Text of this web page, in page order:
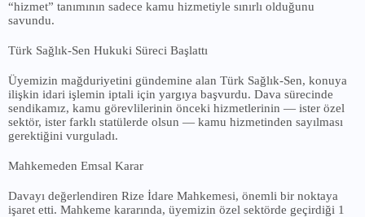
“hizmet” tanımının sadece kamu hizmetiyle sınırlı olduğunu
savundu.
Türk Sağlık-Sen Hukuki Süreci Başlattı
Üyemizin mağduriyetini gündemine alan Türk Sağlık-Sen, konuya
ilişkin idari işlemin iptali için yargıya başvurdu. Dava sürecinde
sendikamız, kamu görevlilerinin önceki hizmetlerinin — ister özel
sektör, ister farklı statülerde olsun — kamu hizmetinden sayılması
gerektiğini vurguladı.
Mahkemeden Emsal Karar
Davayı değerlendiren Rize İdare Mahkemesi, önemli bir noktaya
işaret etti. Mahkeme kararında, üyemizin özel sektörde geçirdiği 1